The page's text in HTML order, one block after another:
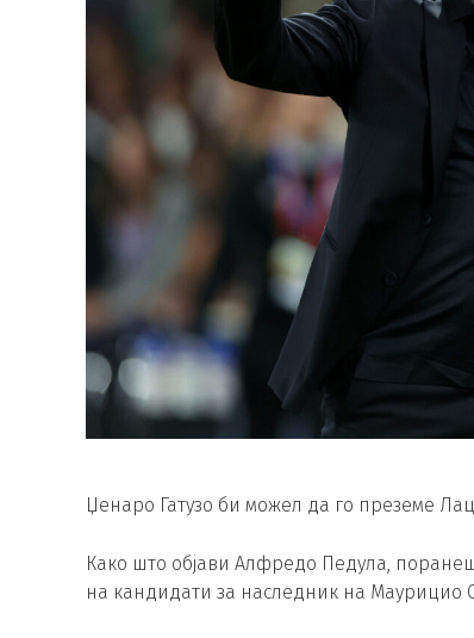
Џенаро Гатузо би можел да го преземе
Како што објави Алфредо Педула,
на кандидати за наследник на Маурицио